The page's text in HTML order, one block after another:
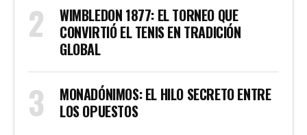
WIMBLEDON 1877: EL TORNEO QUE
CONVIRTIÓ EL TENIS EN TRADICIÓN
GLOBAL
MONADÓNIMOS: EL HILO SECRETO ENTRE
LOS OPUESTOS